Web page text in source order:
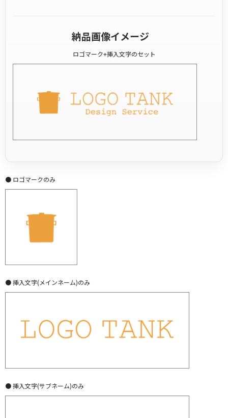
納品画像イメージ
ロゴマーク+挿入文字のセット
● ロゴマークのみ
● 挿入文字(メインネーム)のみ
● 挿入文字(サブネーム)のみ